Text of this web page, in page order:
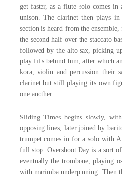
get faster, as a flute solo comes
unison. The clarinet then plays in
section is heard from the
the second half over the staccato
followed by the alto sax, picking
play fills behind him, after which
kora, violin and percussion their
clarinet but still playing its own
one another.
Sliding Times begins slowly,
opposing lines, later joined by
trumpet comes in for a solo with
full stop. Overshoot Day is a sort
eventually the trombone, playing
with marimba underpinning. Then